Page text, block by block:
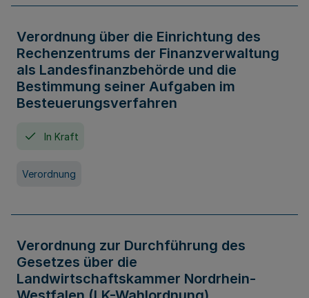
Verordnung über die Einrichtung des
Rechenzentrums der Finanzverwaltung
als Landesfinanzbehörde und die
Bestimmung seiner Aufgaben im
Besteuerungsverfahren
In Kraft
Verordnung
Verordnung zur Durchführung des
Gesetzes über die
Landwirtschaftskammer Nordrhein-